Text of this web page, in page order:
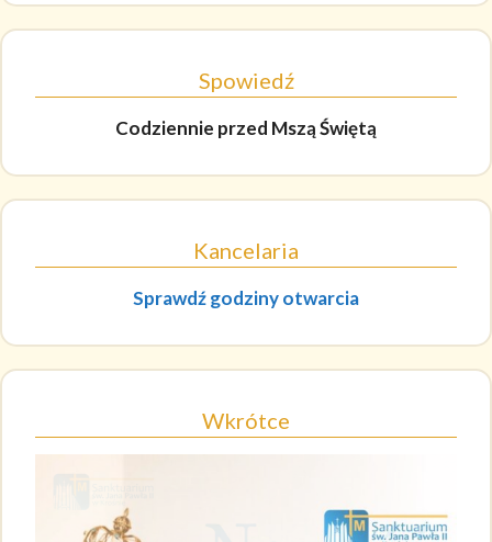
Spowiedź
Codziennie przed Mszą Świętą
Kancelaria
Sprawdź godziny otwarcia
Wkrótce